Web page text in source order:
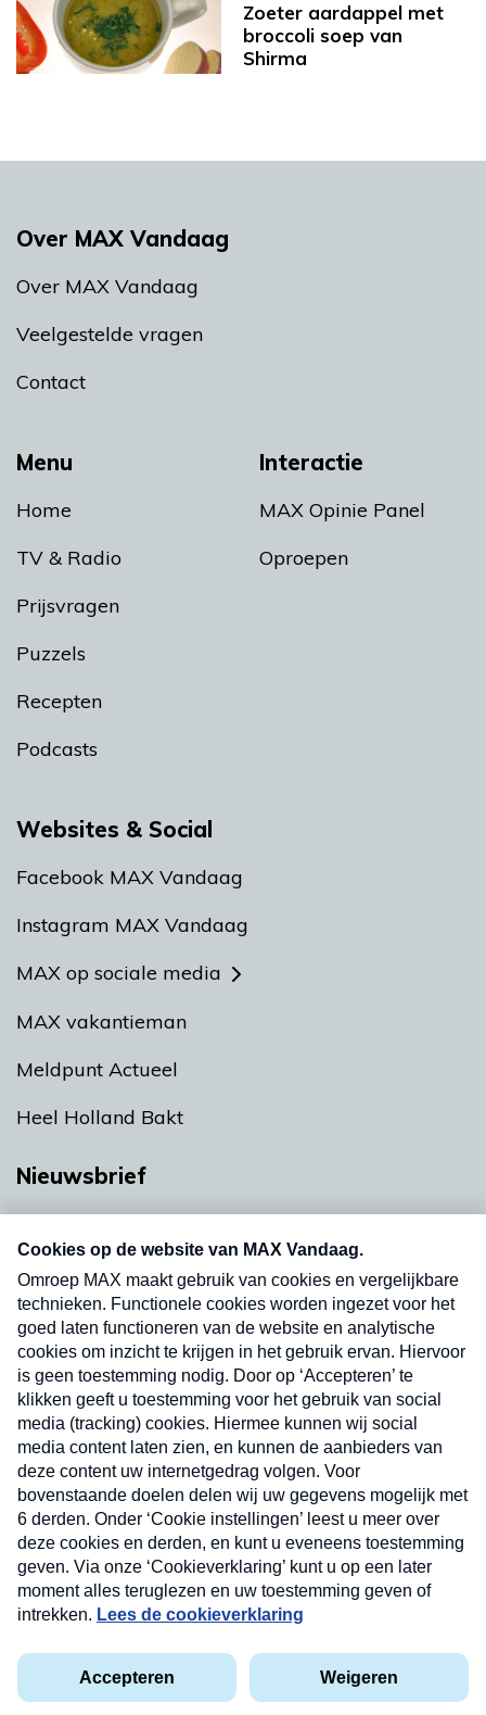
Zoeter aardappel met
broccoli soep van
Shirma
Menu
Home
TV & Radio
Prijsvragen
Puzzels
Recepten
Podcasts
Interactie
MAX Opinie Panel
Oproepen
Over MAX Vandaag
Over MAX Vandaag
Veelgestelde vragen
Contact
Websites & Social
Facebook MAX Vandaag
Instagram MAX Vandaag
MAX op sociale media
MAX vakantieman
Meldpunt Actueel
Heel Holland Bakt
Nieuwsbrief
nieuwsbrief. Elke vrijdag- en dinsdagochtend in
uw mailbox.
Verzend
Privacyverklaring
Cookieverklaring
Kwetsbaarheid melden
Nieuwsbrief
Neem hier een gratis abonnement op onze
nieuwsbrief. Elke vrijdag- en dinsdagochtend in uw